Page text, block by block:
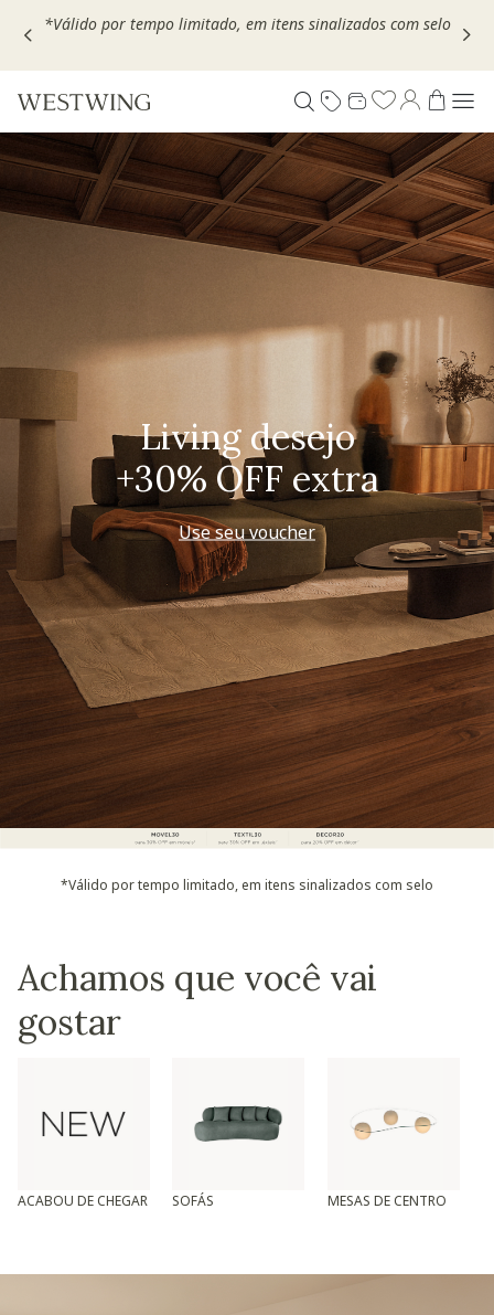
*Válido por tempo limitado, em itens sinalizados com selo
Pequenos rituais
Grandes mudanças
Decorar
*Válido por tempo limitado, em itens sinalizados com selo
Achamos que você vai
gostar
ACABOU DE CHEGAR SOFÁS MESAS DE CENTRO